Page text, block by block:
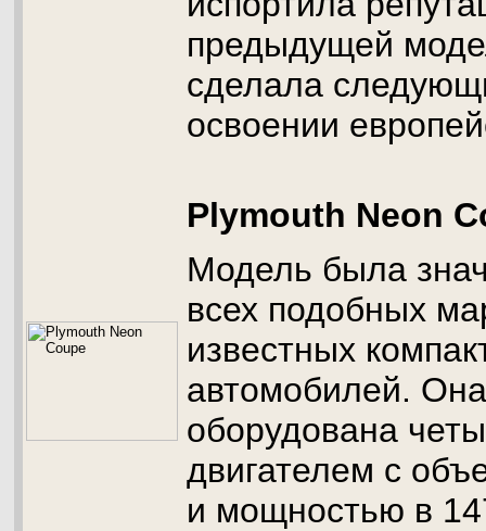
предыдущей
сделала
освоении
Plymouth Neon
Модель была
всех подобных
известных
автомобилей.
оборудована
двигателем с
и мощностью в